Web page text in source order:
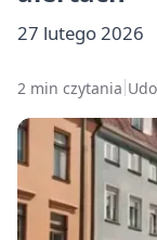
27 lutego 2026
2 min czytania